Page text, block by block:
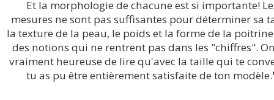
Et la morphologie de chacune est si importante!
mesures ne sont pas suffisantes pour déterminer sa
la texture de la peau, le poids et la forme de la
des notions qui ne rentrent pas dans les "chiffres".
vraiment heureuse de lire qu'avec la taille qui te
tu as pu être entièrement satisfaite de ton